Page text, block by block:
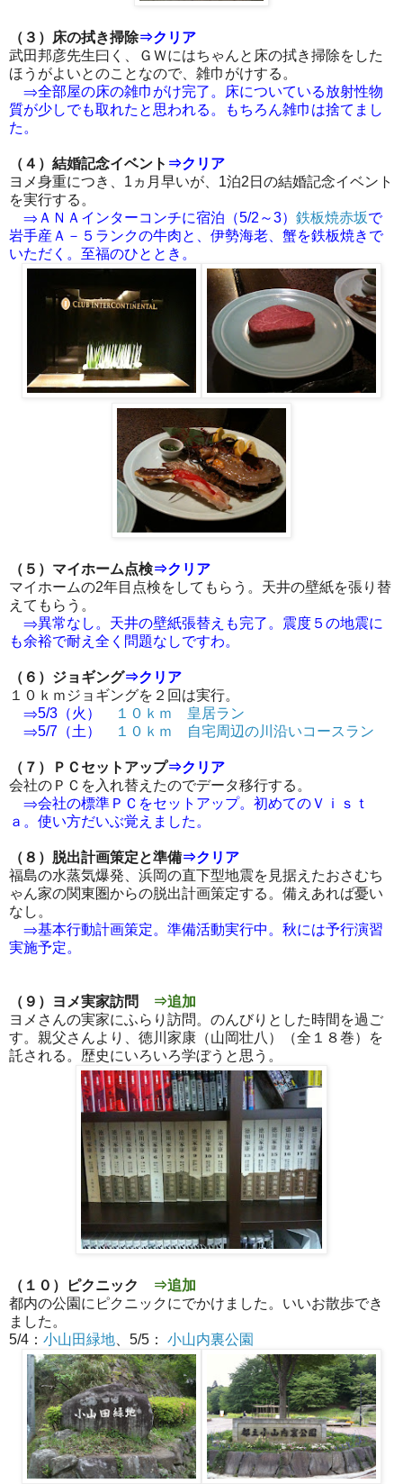
（３）床の拭き掃除⇒クリア
武田邦彦先生曰く、ＧＷにはちゃんと床の拭き掃除をした
ほうがよいとのことなので、雑巾がけする。
⇒全部屋の床の雑巾がけ完了。床についている放射性物
質が少しでも取れたと思われる。もちろん雑巾は捨てまし
た。
（４）結婚記念イベント ⇒クリア
ヨメ身重につき、1ヵ月早いが、1泊2日の結婚記念イベント
を実行する。
⇒ＡＮＡインターコンチに宿泊（5/2～3） 鉄板焼赤坂で
岩手産Ａ－５ランクの牛肉と、伊勢海老、蟹を鉄板焼きで
いただく。至福のひととき。
（５）マイホーム点検⇒クリア
マイホームの2年目点検をしてもらう。天井の壁紙を張り替
えてもらう。
⇒異常なし。天井の壁紙張替えも完了。震度５の地震に
も余裕で耐え全く問題なしですわ。
（６）ジョギング⇒クリア
１０ｋｍジョギングを２回は実行。
⇒5/3（火）
１０ｋｍ 皇居ラン
⇒5/7（土）
１０ｋｍ 自宅周辺の川沿いコースラン
（７）ＰＣセットアップ⇒クリア
会社のＰＣを入れ替えたのでデータ移行する。
⇒会社の標準ＰＣをセットアップ。初めてのＶｉｓｔ
ａ。使い方だいぶ覚えました。
（８）脱出計画策定と準備⇒クリア
福島の水蒸気爆発、浜岡の直下型地震を見据えたおさむち
ゃん家の関東圏からの脱出計画策定する。備えあれば憂い
なし。
⇒基本行動計画策定。準備活動実行中。秋には予行演習
実施予定。
（９）ヨメ実家訪問
⇒追加
ヨメさんの実家にふらり訪問。のんびりとした時間を過ご
す。親父さんより、徳川家康（山岡壮八）（全１８巻）を
託される。歴史にいろいろ学ぼうと思う。
（１０）ピクニック
⇒追加
都内の公園にピクニックにでかけました。いいお散歩でき
ました。
5/4： 小山田緑地 、5/5： 小山内裏公園